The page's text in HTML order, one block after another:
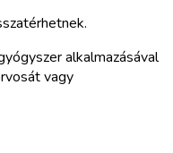
alkalmazásával
vagy